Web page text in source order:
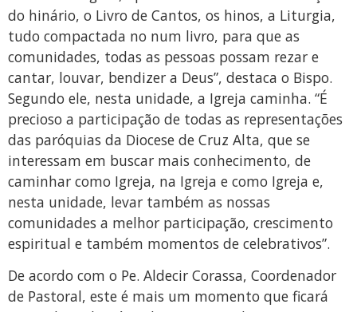
do hinário, o Livro de Cantos, os hinos, a Liturgia,
tudo compactada no num livro, para que as
comunidades, todas as pessoas possam rezar e
cantar, louvar, bendizer a Deus”, destaca o Bispo.
Segundo ele, nesta unidade, a Igreja caminha. “É
precioso a participação de todas as representações
das paróquias da Diocese de Cruz Alta, que se
interessam em buscar mais conhecimento, de
caminhar como Igreja, na Igreja e como Igreja e,
nesta unidade, levar também as nossas
comunidades a melhor participação, crescimento
espiritual e também momentos de celebrativos”.
De acordo com o Pe. Aldecir Corassa, Coordenador
de Pastoral, este é mais um momento que ficará